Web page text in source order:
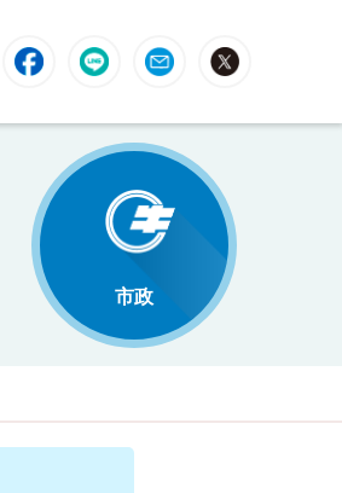
InstagramFacebookLINE Mail
市政